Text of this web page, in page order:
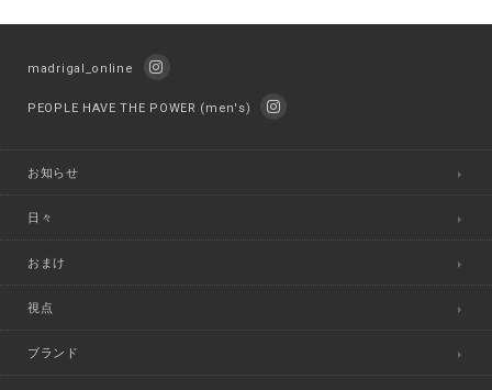
madrigal_online
PEOPLE HAVE THE POWER (men's)
お知らせ
日々
おまけ
視点
ブランド